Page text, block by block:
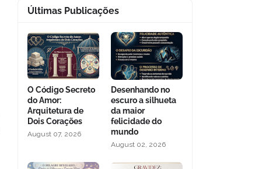
Últimas Publicações
O Código Secreto
do Amor:
Arquitetura de
Dois Corações
August 07, 2026
Desenhando no
escuro a silhueta
da maior
felicidade do
mundo
August 02, 2026